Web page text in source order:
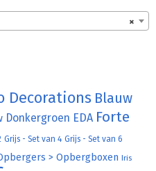
×
Decorations Blauw
Donkergroen EDA Forte
Grijs - Set van 4 Grijs - Set van 6
> Opbergboxen Iris